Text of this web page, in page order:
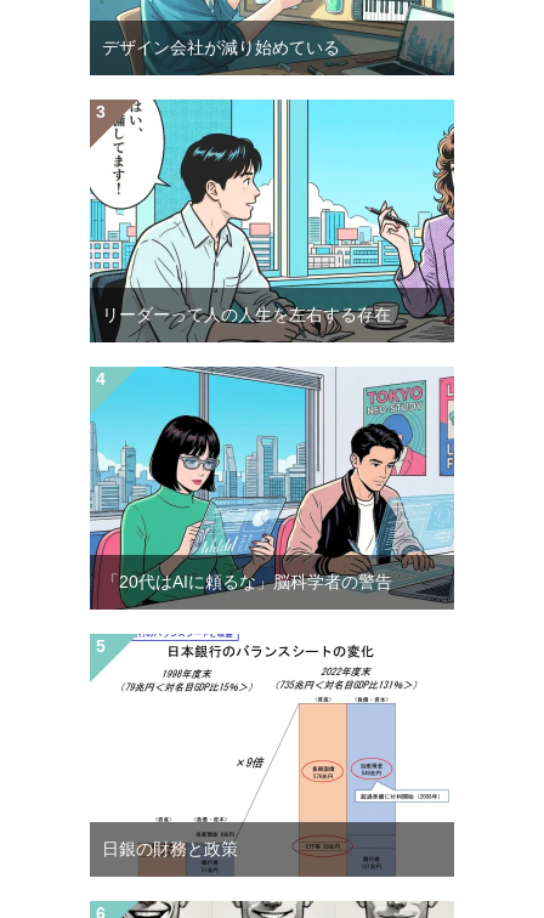
デザイン会社が減り始めている
リーダーって人の人生を左右する存在
「20代はAIに頼るな」脳科学者の警告
日銀の財務と政策